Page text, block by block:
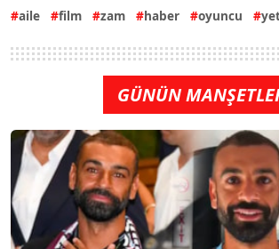
aile film zam haber oyuncu
GÜNÜN